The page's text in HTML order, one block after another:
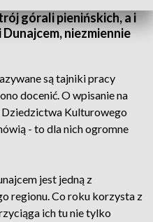
górali pienińskich, a i
niezmiennie
są tajniki pracy
docenić. O wpisanie na
Kulturowego
- to dla nich ogromne
jest jedną z
regionu. Co roku korzysta z
ich tu nie tylko